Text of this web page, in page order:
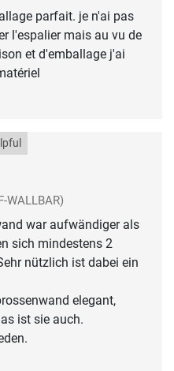
parfait. je n'ai pas
l'espalier mais au vu de
et d'emballage j'ai
WALLBAR)
war aufwändiger als
sich mindestens 2
nützlich ist dabei ein
elegant,
ist sie auch.